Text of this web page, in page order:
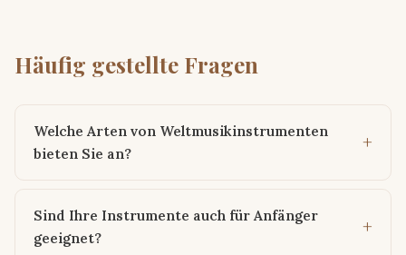
Häufig gestellte Fragen
Welche Arten von Weltmusikinstrumenten
bieten Sie an?
Sind Ihre Instrumente auch für Anfänger
geeignet?